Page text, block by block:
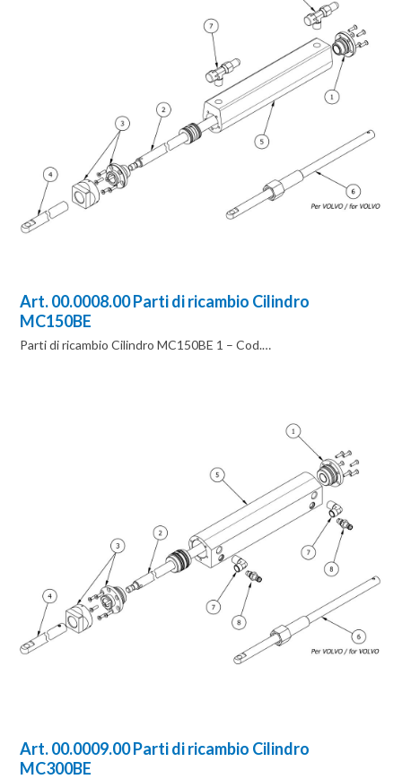
Art. 00.0008.00 Parti di ricambio Cilindro
MC150BE
Parti di ricambio Cilindro MC150BE 1 – Cod.…
Art. 00.0009.00 Parti di ricambio Cilindro
MC300BE